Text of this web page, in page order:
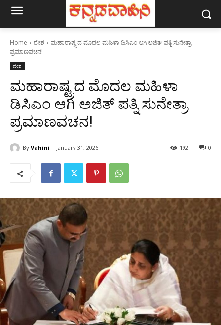
Home ದೇಶ
ಮಹಾರಾಷ್ಟ್ರದ ಮೊದಲ ಮಹಿಳಾ ಡಿಸಿಎಂ ಆಗಿ ಅಜಿತ್ ಪತ್ನಿ ಸುನೇತ್ರಾ
ಪ್ರಮಾಣವಚನ!
ದೇಶ
ಮಹಾರಾಷ್ಟ್ರದ ಮೊದಲ ಮಹಿಳಾ
ಡಿಸಿಎಂ ಆಗಿ ಅಜಿತ್ ಪತ್ನಿ ಸುನೇತ್ರಾ
ಪ್ರಮಾಣವಚನ!
By Vahini January 31, 2026 0
192